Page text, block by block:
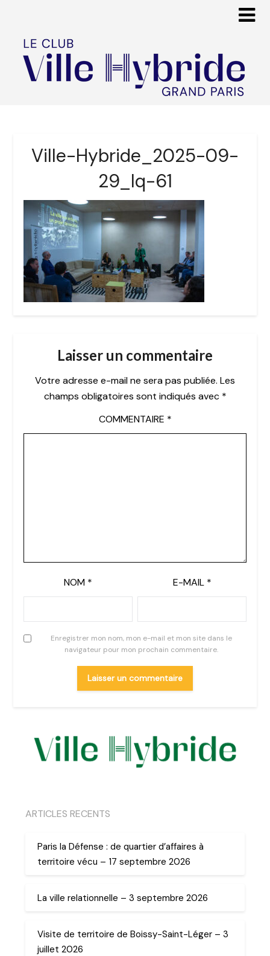
Ville-Hybride_2025-09-
29_lq-61
Laisser un commentaire
Votre adresse e-mail ne sera pas publiée. Les
champs obligatoires sont indiqués avec *
COMMENTAIRE *
NOM * E-MAIL *
Enregistrer mon nom, mon e-mail et mon site dans le
navigateur pour mon prochain commentaire.
ARTICLES RECENTS
Paris la Défense : de quartier d’affaires à
territoire vécu – 17 septembre 2026
La ville relationnelle – 3 septembre 2026
Visite de territoire de Boissy-Saint-Léger – 3
juillet 2026